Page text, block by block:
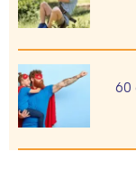
60